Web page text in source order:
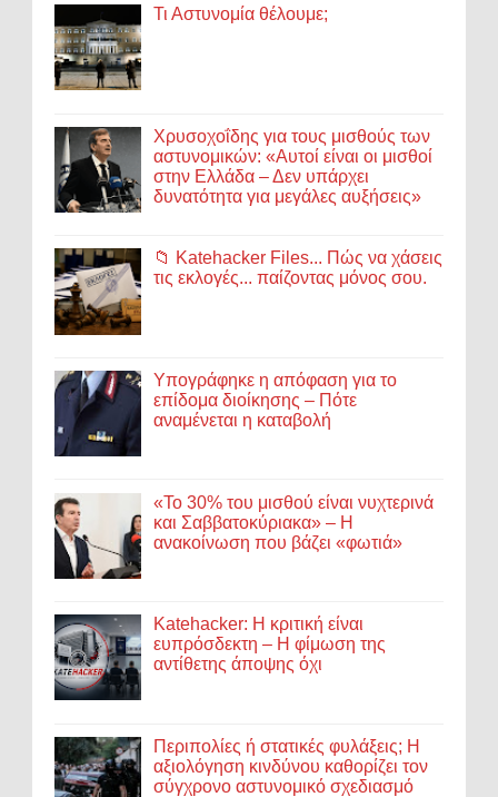
Τι Αστυνομία θέλουμε;
Χρυσοχοΐδης για τους μισθούς των
αστυνομικών: «Αυτοί είναι οι μισθοί
στην Ελλάδα – Δεν υπάρχει
δυνατότητα για μεγάλες αυξήσεις»
📁 Katehacker Files... Πώς να χάσεις
τις εκλογές... παίζοντας μόνος σου.
Υπογράφηκε η απόφαση για το
επίδομα διοίκησης – Πότε
αναμένεται η καταβολή
«Το 30% του μισθού είναι νυχτερινά
και Σαββατοκύριακα» – Η
ανακοίνωση που βάζει «φωτιά»
Katehacker: Η κριτική είναι
ευπρόσδεκτη – Η φίμωση της
αντίθετης άποψης όχι
Περιπολίες ή στατικές φυλάξεις; Η
αξιολόγηση κινδύνου καθορίζει τον
σύγχρονο αστυνομικό σχεδιασμό